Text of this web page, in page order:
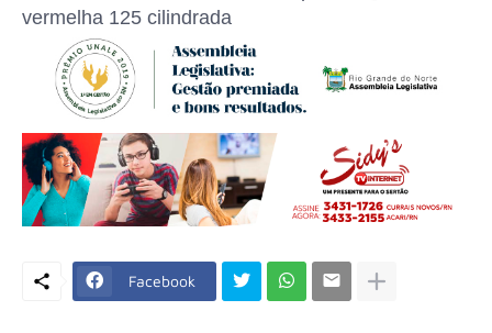
vermelha 125 cilindrada
Facebook